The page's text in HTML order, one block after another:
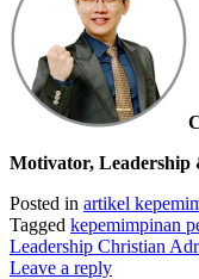
Motivator, Leadership
Posted in artikel
Tagged kepemimpinan
Leadership Christian
Leave a reply